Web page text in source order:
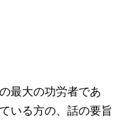
最大の功労者であ
いる方の、話の要旨